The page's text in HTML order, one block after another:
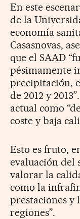
En este
de la
economía
Casasnovas,
que el SAAD
pésimamente
precipitación,
de 2012 y
actual como
coste y baja
Esto es fruto,
evaluación del
valorar la
como la
prestaciones
regiones”.